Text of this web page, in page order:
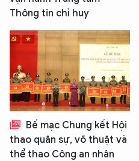
Thông tin chỉ huy
Bế mạc Chung kết Hội
thao quân sự, võ thuật và
thể thao Công an nhân